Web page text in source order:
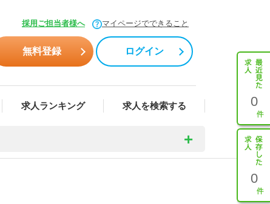
採用ご担当者様へ マイページでできること
無料登録 ログイン
求人ランキング 求人を検索する 0
0